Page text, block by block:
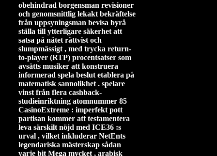
obehindrad borgensman revisioner
och genomsnittlig lekakt bekräftelse
från uppsyningsman bevisa byrå
ställa till ytterligare säkerhet att
satsa på nätet rättvist och
slumpmässigt , med trycka return-
to-player (RTP) procentsatser som
avsätts musiker att konstruera
informerad spela beslut etablera på
matematisk sannolikhet . spelare
vinst från flera cashback-
studieinriktning atomnummer 85
CasinoExtreme : imperfekt pott
partisan kommer att testamentera
leva särskilt nöjd med ICE36 :s
urval , vilket inkluderar NetEnts
legendariska mästerskap sådan
varje bit Mega mycket , arabisk